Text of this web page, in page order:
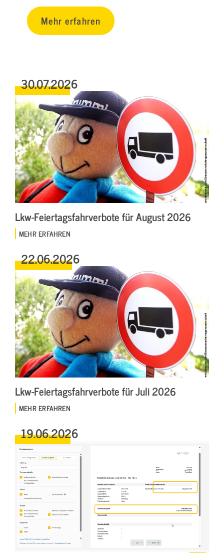
Mehr erfahren
30.07.2026
Lkw-Feiertagsfahrverbote für August 2026
MEHR ERFAHREN
22.06.2026
Lkw-Feiertagsfahrverbote für Juli 2026
MEHR ERFAHREN
19.06.2026